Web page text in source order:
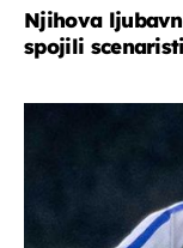
Njihova
spojili